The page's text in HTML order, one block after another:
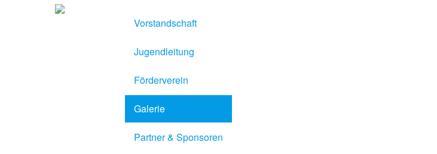
Vorstandschaft
Jugendleitung
Förderverein
Galerie
Partner & Sponsoren